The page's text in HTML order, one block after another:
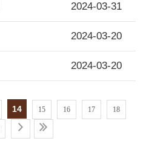
2024-03-31
2024-03-20
2024-03-20
14 15 16 17 18